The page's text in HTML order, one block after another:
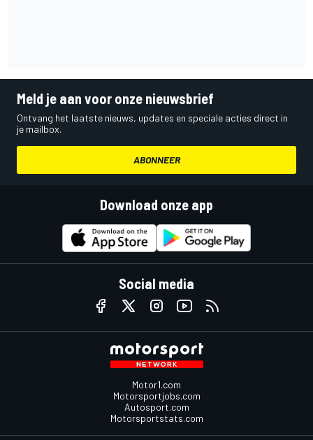
Meld je aan voor onze nieuwsbrief
Ontvang het laatste nieuws, updates en speciale acties direct in
je mailbox.
ABONNEER
Download onze app
Social media
Motor1.com
Motorsportjobs.com
Autosport.com
Motorsportstats.com